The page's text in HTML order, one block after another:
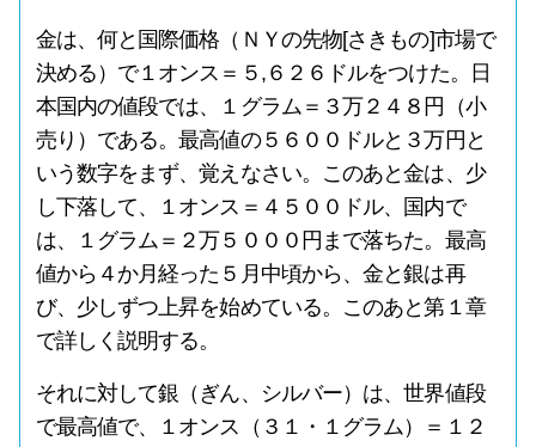
金は、何と国際価格（ＮＹの先物[さきもの]市場で
決める）で１オンス＝５,６２６ドルをつけた。日
本国内の値段では、１グラム＝３万２４８円（小
売り）である。最高値の５６００ドルと３万円と
いう数字をまず、覚えなさい。このあと金は、少
し下落して、１オンス＝４５００ドル、国内で
は、１グラム＝２万５０００円まで落ちた。最高
値から４か月経った５月中頃から、金と銀は再
び、少しずつ上昇を始めている。このあと第１章
で詳しく説明する。
それに対して銀（ぎん、シルバー）は、世界値段
で最高値で、１オンス（３１・１グラム）＝１２